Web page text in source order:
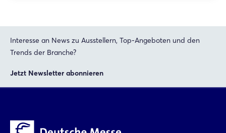
Interesse an News zu Ausstellern, Top-Angeboten und den
Trends der Branche?
Jetzt Newsletter abonnieren